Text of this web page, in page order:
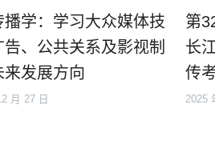
播学：学习大众媒体技
告、公共关系及影视制
来发展方向
月 27 日
第
长
传
2025